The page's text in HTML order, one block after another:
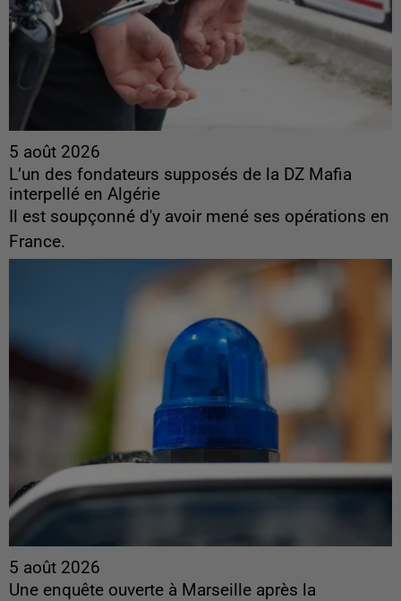
5 août 2026
L’un des fondateurs supposés de la DZ Mafia
interpellé en Algérie
Il est soupçonné d'y avoir mené ses opérations en
France.
5 août 2026
Une enquête ouverte à Marseille après la